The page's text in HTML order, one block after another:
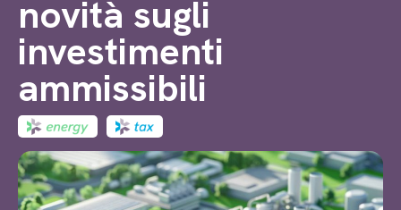
novità sugli
investimenti
ammissibili